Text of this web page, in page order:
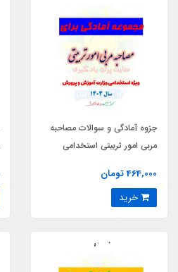
جزوه آمادگی و سوالات مصاحبه
مربی امور تربیتی استخدامی
464,000 تومان